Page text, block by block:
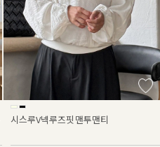
시스루V넥루즈핏맨투맨티